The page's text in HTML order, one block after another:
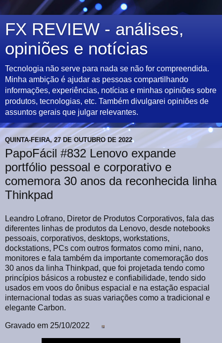
FX REVIEW - análises,
opiniões e notícias
Tecnologia não serve para nada se não for compreendida.
Minha ambição é ajudar as pessoas compartilhando
informações, experiências, notícias e minhas opiniões sobre
produtos, tecnologias, etc. Também divulgarei opiniões de
assuntos gerais que julgar relevantes.
QUINTA-FEIRA, 27 DE OUTUBRO DE 2022
PapoFácil #832 Lenovo expande
portfólio pessoal e corporativo e
comemora 30 anos da reconhecida linha
Thinkpad
Leandro Lofrano, Diretor de Produtos Corporativos, fala das
diferentes linhas de produtos da Lenovo, desde notebooks
pessoais, corporativos, desktops, workstations,
dockstations, PCs com outros formatos como mini, nano,
monitores e fala também da importante comemoração dos
30 anos da linha Thinkpad, que foi projetada tendo como
princípios básicos a robustez e confiabilidade, tendo sido
usados em voos do ônibus espacial e na estação espacial
internacional todas as suas variações como a tradicional e
elegante Carbon.
Gravado em 25/10/2022